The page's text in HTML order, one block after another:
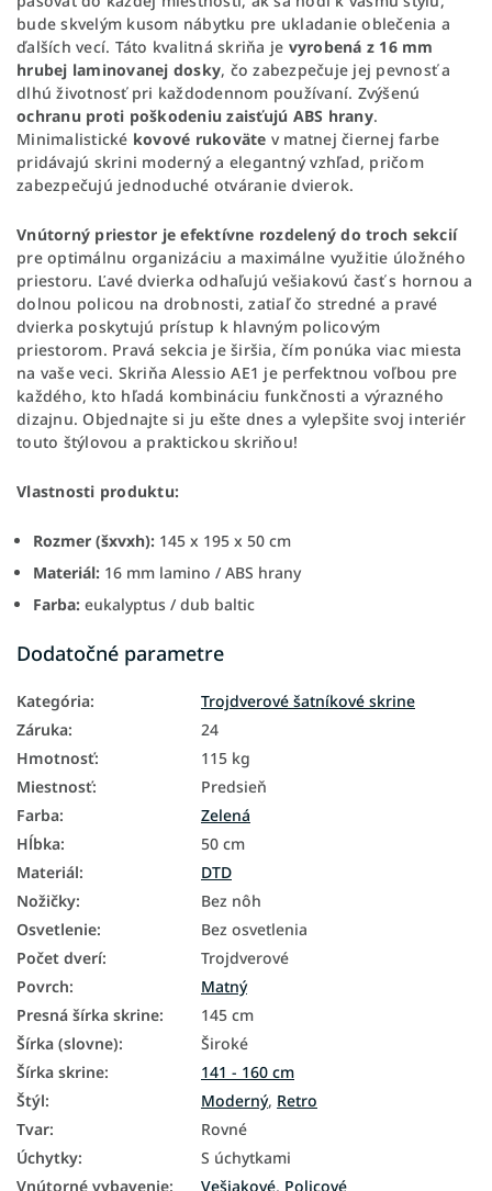
bude skvelým kusom nábytku pre ukladanie oblečenia a
ďalších vecí. Táto kvalitná skriňa je vyrobená z 16 mm
hrubej laminovanej dosky, čo zabezpečuje jej pevnosť a
dlhú životnosť pri každodennom používaní. Zvýšenú
ochranu proti poškodeniu zaisťujú ABS hrany.
Minimalistické kovové rukoväte v matnej čiernej farbe
pridávajú skrini moderný a elegantný vzhľad, pričom
zabezpečujú jednoduché otváranie dvierok.
Vnútorný priestor je efektívne rozdelený do troch sekcií
pre optimálnu organizáciu a maximálne využitie úložného
priestoru. Ľavé dvierka odhaľujú vešiakovú časť s hornou a
dolnou policou na drobnosti, zatiaľ čo stredné a pravé
dvierka poskytujú prístup k hlavným policovým
priestorom. Pravá sekcia je širšia, čím ponúka viac miesta
na vaše veci. Skriňa Alessio AE1 je perfektnou voľbou pre
každého, kto hľadá kombináciu funkčnosti a výrazného
dizajnu. Objednajte si ju ešte dnes a vylepšite svoj interiér
touto štýlovou a praktickou skriňou!
Vlastnosti produktu:
Rozmer (šxvxh): 145 x 195 x 50 cm
Materiál: 16 mm lamino / ABS hrany
Farba: eukalyptus / dub baltic
Dodatočné parametre
Kategória:
Trojdverové šatníkové skrine
Záruka:
24
Hmotnosť:
115 kg
Miestnosť:
Predsieň
Farba:
Zelená
Hĺbka:
50 cm
Materiál:
DTD
Nožičky:
Bez nôh
Osvetlenie:
Bez osvetlenia
Počet dverí:
Trojdverové
Povrch:
Matný
Presná šírka skrine:
145 cm
Šírka (slovne):
Široké
Šírka skrine:
141 - 160 cm
Štýl: Moderný, Retro
Tvar:
Rovné
Úchytky:
S úchytkami
Vnútorné vybavenie: Vešiakové, Policové